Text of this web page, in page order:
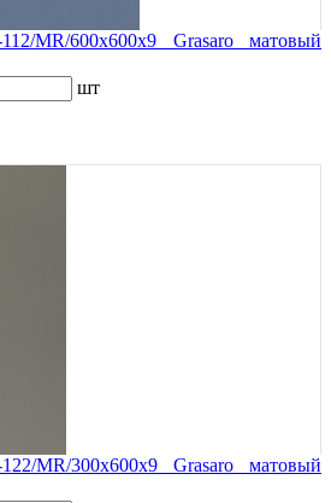
MR/600x600x9 Grasaro матовый
шт
MR/300x600x9 Grasaro матовый